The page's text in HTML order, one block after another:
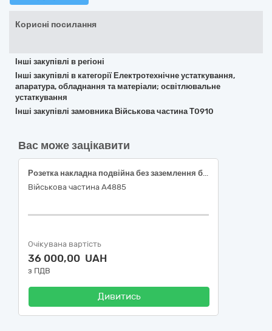
Корисні посилання
Інші закупівлі в регіоні
Інші закупівлі в категорії Електротехнічне устаткування,
апаратура, обладнання та матеріали; освітлювальне
устаткування
Інші закупівлі замовника Військова частина Т0910
Вас може зацікавити
Розетка накладна подвійна без заземлення біла
Військова частина А4885
Очікувана вартість
36 000,00 UAH
з ПДВ
Дивитись